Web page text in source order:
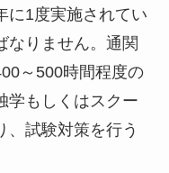
に1度実施されてい
なりません。通関
～500時間程度の
学もしくはスクー
、試験対策を行う